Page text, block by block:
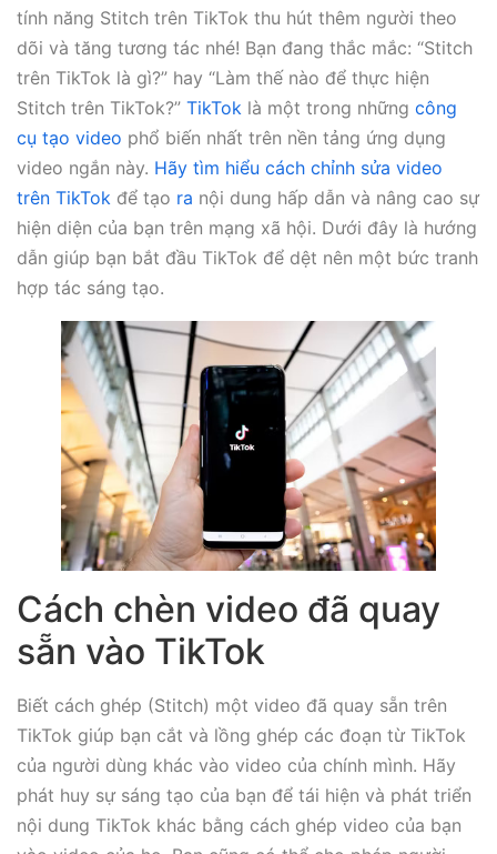
tính năng Stitch trên TikTok thu hút thêm người theo
dõi và tăng tương tác nhé! Bạn đang thắc mắc: “Stitch
trên TikTok là gì?” hay “Làm thế nào để thực hiện
Stitch trên TikTok?” TikTok là một trong những công
cụ tạo video phổ biến nhất trên nền tảng ứng dụng
video ngắn này. Hãy tìm hiểu cách chỉnh sửa video
trên TikTok để tạo ra nội dung hấp dẫn và nâng cao sự
hiện diện của bạn trên mạng xã hội. Dưới đây là hướng
dẫn giúp bạn bắt đầu TikTok để dệt nên một bức tranh
hợp tác sáng tạo.
Cách chèn video đã quay
sẵn vào TikTok
Biết cách ghép (Stitch) một video đã quay sẵn trên
TikTok giúp bạn cắt và lồng ghép các đoạn từ TikTok
của người dùng khác vào video của chính mình. Hãy
phát huy sự sáng tạo của bạn để tái hiện và phát triển
nội dung TikTok khác bằng cách ghép video của bạn